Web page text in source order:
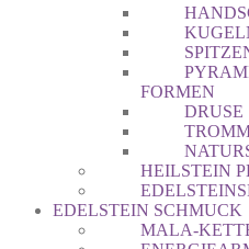
FORMEN
DRUSE
HEILSTEIN
EDELSTEIN SCHMUCK
MALA-